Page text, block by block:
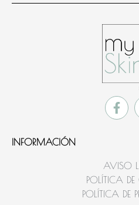
INFORMACIÓN
AVISO
POLÍTICA
POLÍTICA DE